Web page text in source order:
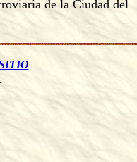
de la Ciudad del